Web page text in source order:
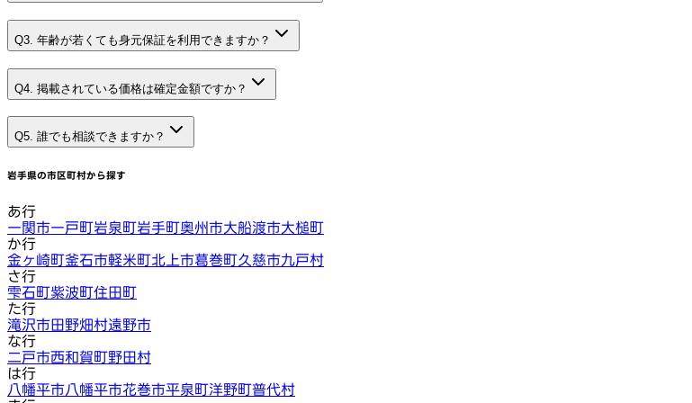
Q3. 年齢が若くても身元保証を利用できますか？
Q4. 掲載されている価格は確定金額ですか？
Q5. 誰でも相談できますか？
岩手県の市区町村から探す
あ行
一関市一戸町岩泉町岩手町奥州市大船渡市大槌町
か行
金ヶ崎町釜石市軽米町北上市葛巻町久慈市九戸村
さ行
雫石町紫波町住田町
た行
滝沢市田野畑村遠野市
な行
二戸市西和賀町野田村
は行
八幡平市八幡平市花巻市平泉町洋野町普代村